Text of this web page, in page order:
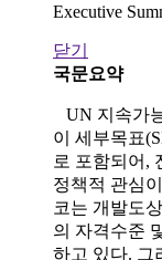
Executive
닫기
국문요약
UN 지속가
이 세부목표
로 포함되어,
정책적 관심
코는 개발도
의 자격수준
하고 있다. 그